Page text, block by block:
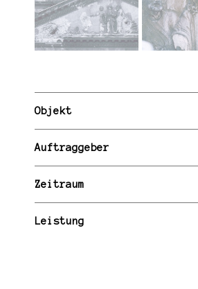
Objekt
Auftraggeber
Zeitraum
Leistung